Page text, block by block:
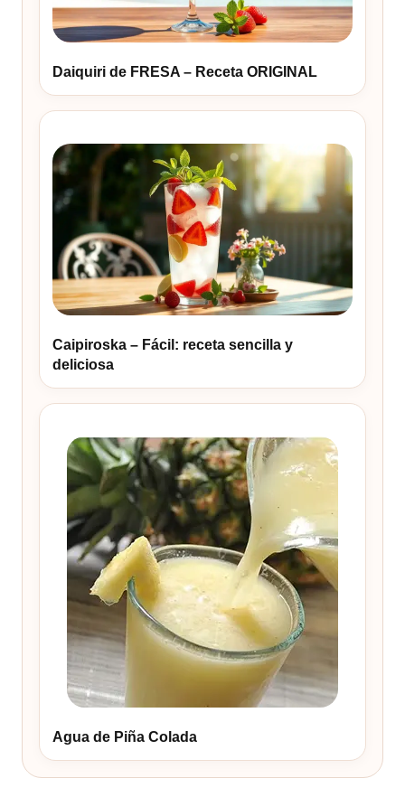
Daiquiri de FRESA – Receta ORIGINAL
Caipiroska – Fácil: receta sencilla y
deliciosa
Agua de Piña Colada